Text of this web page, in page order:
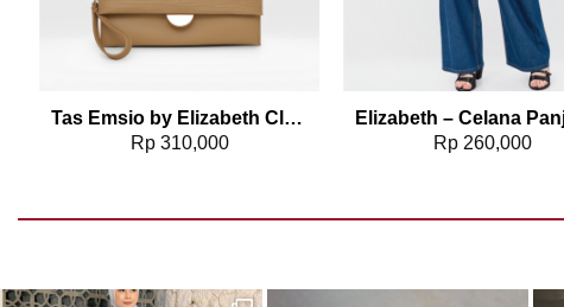
Tas Emsio by Elizabeth Clutch 0706-0652
Rp310,000
Rp 260,000